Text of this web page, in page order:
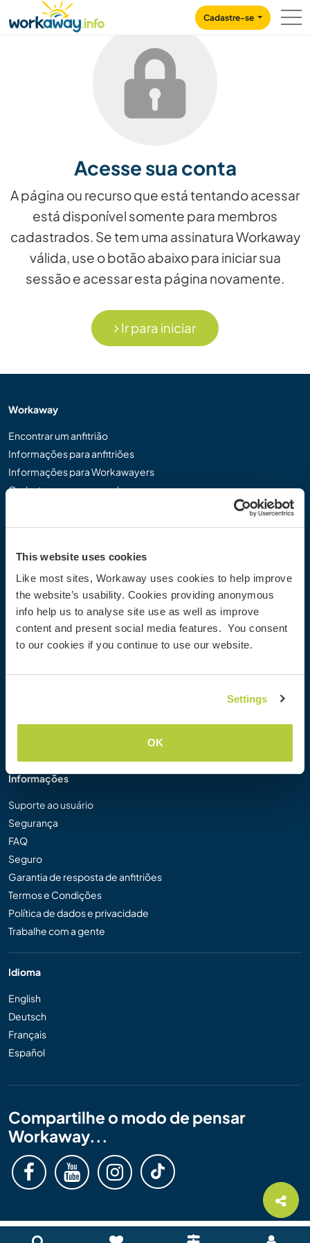
This website uses cookies
Like most sites, Workaway uses cookies to help improve
the website’s usability. Cookies providing anonymous
info help us to analyse site use as well as improve
content and present social media features. You consent
to our cookies if you continue to use our website.
Settings
OK
CONTENT
MAIN NAVIGATION
Cadastre-se
Acesse sua conta
A página ou recurso que está tentando acessar
está disponível somente para membros
cadastrados. Se tem uma assinatura Workaway
válida, use o botão abaixo para iniciar sua
sessão e acessar esta página novamente.
Ir para iniciar
Workaway
Encontrar um anfitrião
Informações para anfitriões
Informações para Workawayers
Cadastrar-se como workawayer
Dar uma experiência Workaway de presente
Comunidade
Workaway Blog
Galeria de Fotos Workaway
Workaway.tv
Informações
Suporte ao usuário
Segurança
FAQ
Seguro
Garantia de resposta de anfitriões
Termos e Condições
Política de dados e privacidade
Trabalhe com a gente
Idioma
English
Deutsch
Français
Español
Compartilhe o modo de pensar
Workaway...